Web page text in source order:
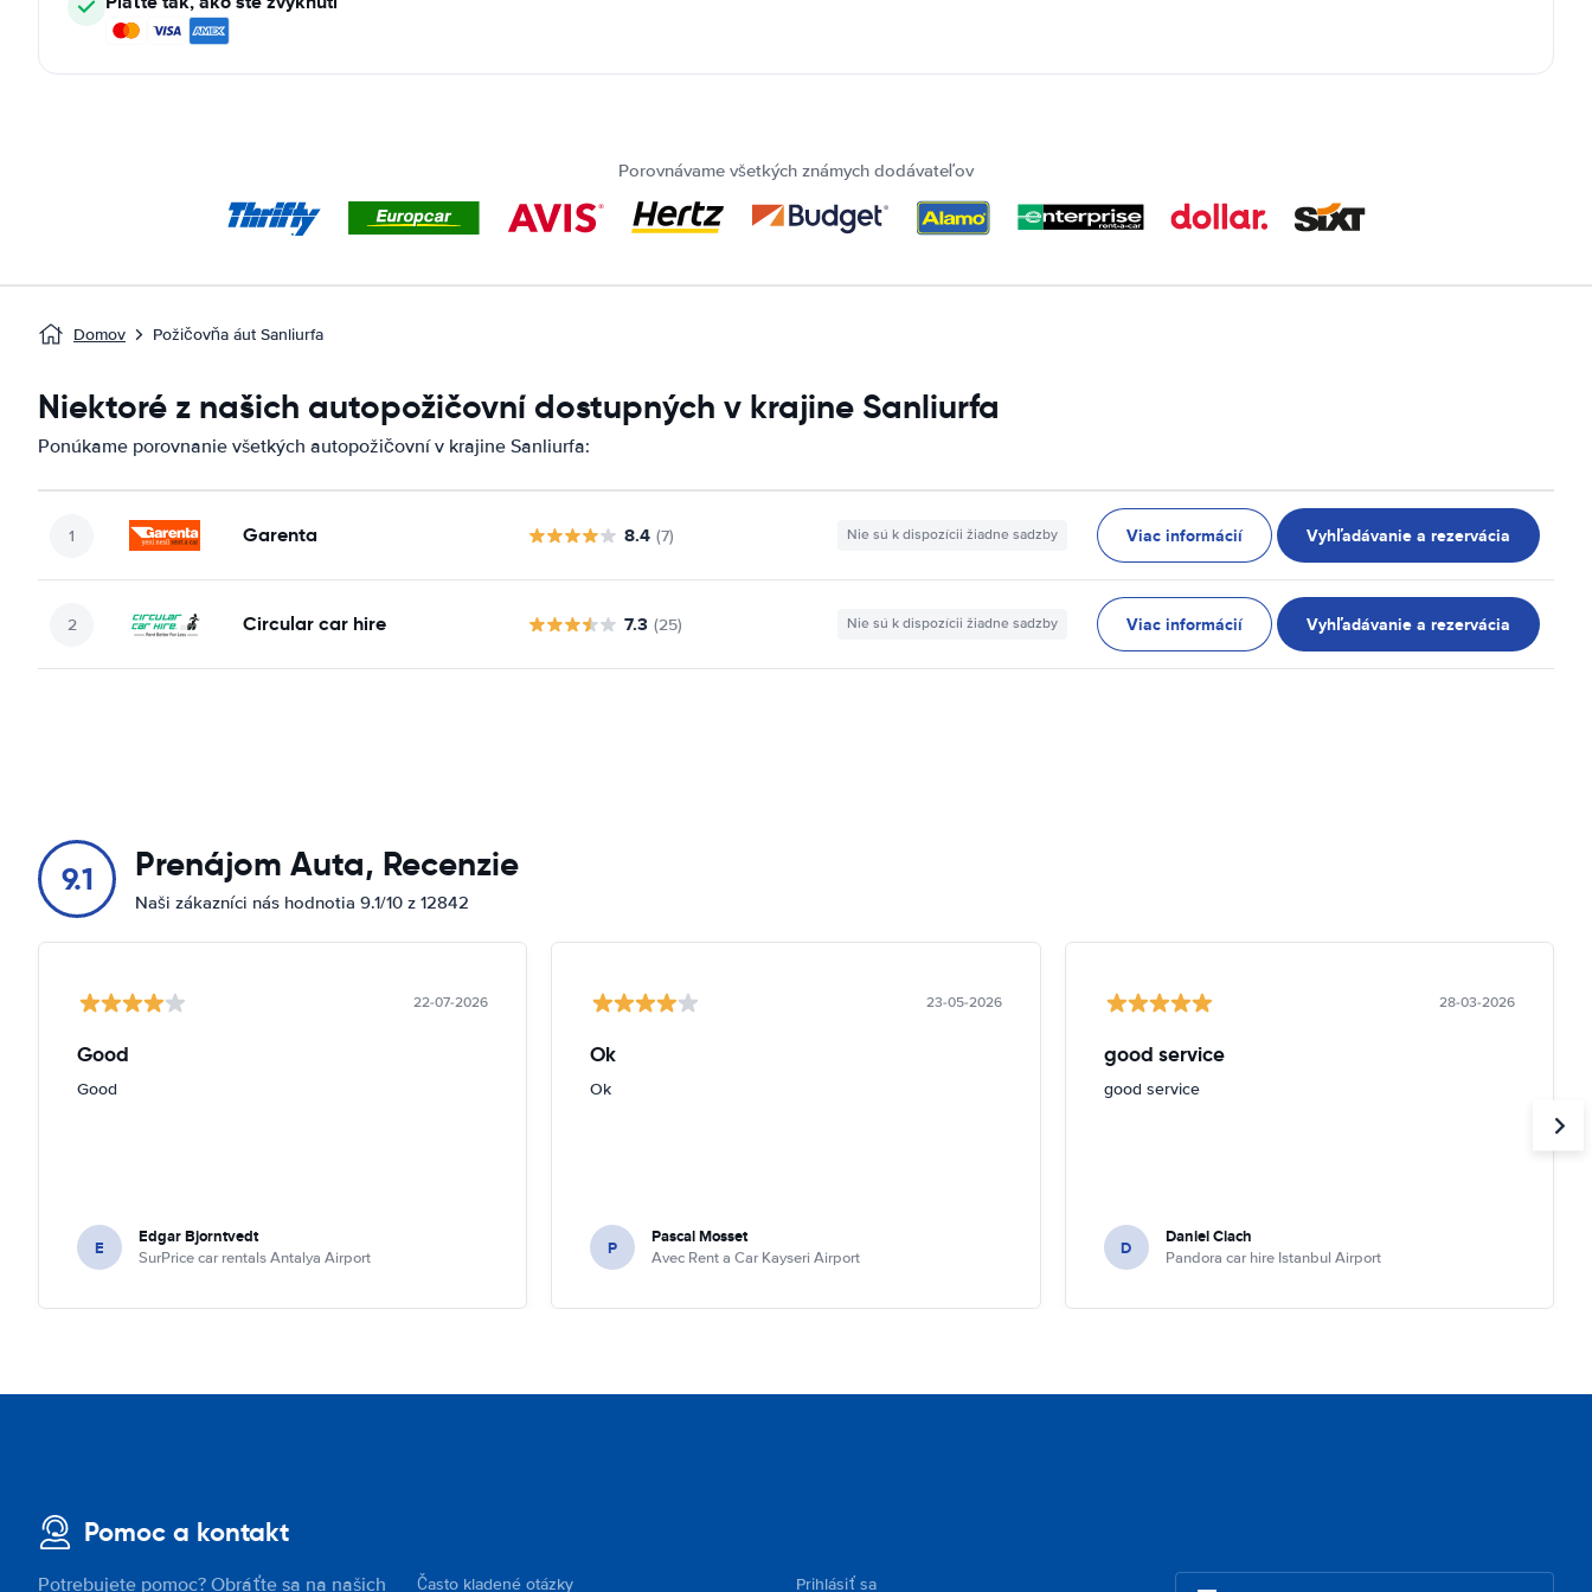
Porovnávame všetkých známych dodávateľov
Domov Požičovňa áut Sanliurfa
Niektoré z našich autopožičovní dostupných v krajine Sanliurfa
Ponúkame porovnanie všetkých autopožičovní v krajine Sanliurfa:
Garenta 8.4 (7) Nie sú k dispozícii žiadne sadzby Viac informácií Vyhľadávanie a rezervácia
Circular car hire 7.3 (25) Nie sú k dispozícii žiadne sadzby Viac informácií Vyhľadávanie a rezervácia
9.1 Prenájom Auta, Recenzie
Naši zákazníci nás hodnotia 9.1/10 z 12842
22-07-2026
Good
Good
E Edgar Bjorntvedt
SurPrice car rentals Antalya Airport
23-05-2026
Ok
Ok
P Pascal Mosset
Avec Rent a Car Kayseri Airport
28-03-2026
good service
good service
D Daniel Ciach
Pandora car hire Istanbul Airport
Pomoc a kontakt
Potrebujete pomoc? Obráťte sa na našich Často kladené otázky Prihlásiť sa